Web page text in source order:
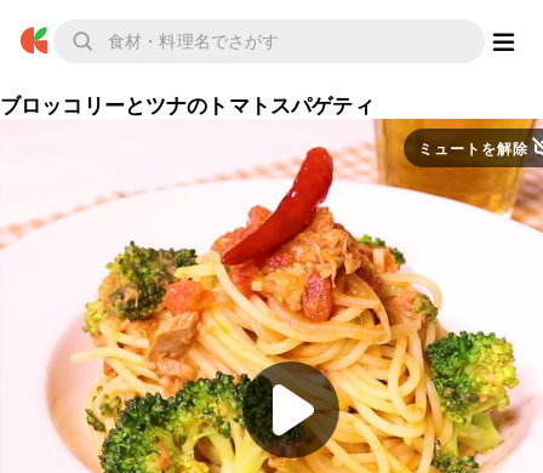
ブロッコリーとツナのトマトスパゲティ
ミュートを解除